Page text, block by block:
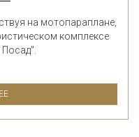
на мотопараплане,
комплексе